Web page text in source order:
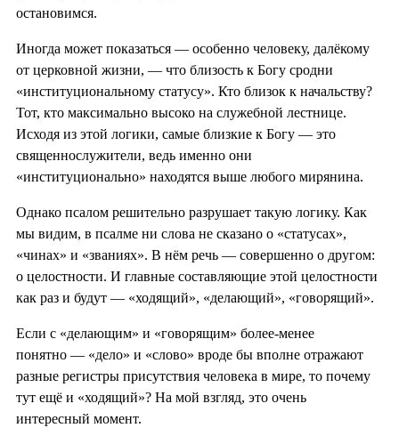
остановимся.
Иногда может показаться — особенно человеку, далёкому
от церковной жизни, — что близость к Богу сродни
«институциональному статусу». Кто близок к начальству?
Тот, кто максимально высоко на служебной лестнице.
Исходя из этой логики, самые близкие к Богу — это
священнослужители, ведь именно они
«институционально» находятся выше любого мирянина.
Однако псалом решительно разрушает такую логику. Как
мы видим, в псалме ни слова не сказано о «статусах»,
«чинах» и «званиях». В нём речь — совершенно о другом:
о целостности. И главные составляющие этой целостности
как раз и будут — «ходящий», «делающий», «говорящий».
Если с «делающим» и «говорящим» более-менее
понятно — «дело» и «слово» вроде бы вполне отражают
разные регистры присутствия человека в мире, то почему
тут ещё и «ходящий»? На мой взгляд, это очень
интересный момент.